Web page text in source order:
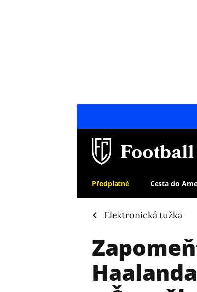
Předplatné Cesta do
Elektronická tužka